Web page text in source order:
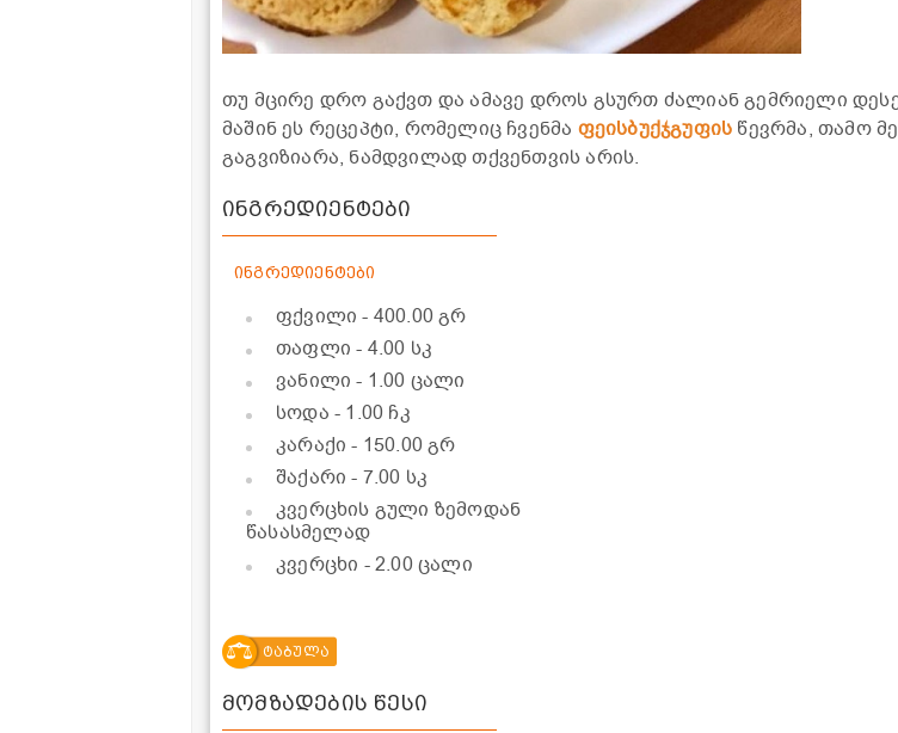
თუ მცირე დრო გაქვთ და ამავე დროს გსურთ ძალიან გემრიელი
მაშინ ეს რეცეპტი, რომელიც ჩვენმა ფეისბუქჯგუფის წევრმა, თამო
გაგვიზიარა, ნამდვილად თქვენთვის არის.
ინგრედიენტები
ინგრედიენტები
ფქვილი- 400.00 გრ
თაფლი- 4.00 სკ
ვანილი- 1.00 ცალი
სოდა - 1.00 ჩკ
კარაქი- 150.00 გრ
შაქარი- 7.00 სკ
კვერცხის გული ზემოდან
წასასმელად
კვერცხი - 2.00 ცალი
ტაბულა
მომზადების წესი